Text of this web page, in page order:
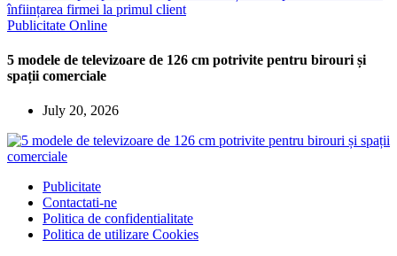
Publicitate Online
5 modele de televizoare de 126 cm potrivite pentru birouri și
spații comerciale
July 20, 2026
Publicitate
Contactati-ne
Politica de confidentialitate
Politica de utilizare Cookies